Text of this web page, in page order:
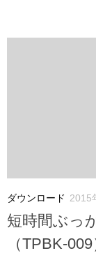
ダウンロード 2015
短時間ぶっ
（TPBK-